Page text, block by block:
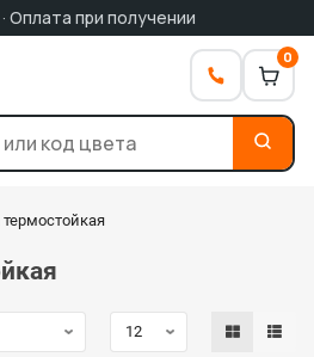
Оплата при получении
0
термостойкая